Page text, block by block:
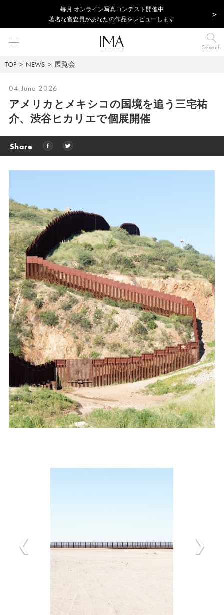
毎⽉ オンライン写真コンテスト開催中
著名な審査員があなたの作品をレビューします
Search
TOP NEWS 展覧会
04 June 2026
アメリカとメキシコの国境を追う三宅祐
介、渋谷ヒカリエで個展開催
Share